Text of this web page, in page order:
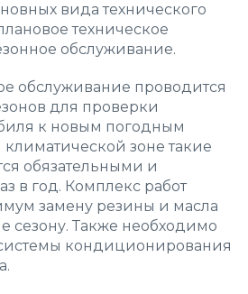
вида технического
техническое
обслуживание.
обслуживание проводится
для проверки
к новым погодным
зоне такие
обязательными и
в год. Комплекс работ
замену резины и масла
сезону. Также необходимо
кондиционирования